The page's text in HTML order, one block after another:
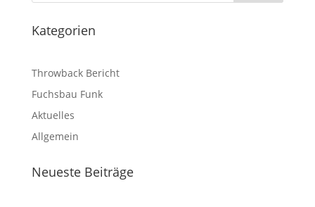
Kategorien
Throwback Bericht
Fuchsbau Funk
Aktuelles
Allgemein
Neueste Beiträge